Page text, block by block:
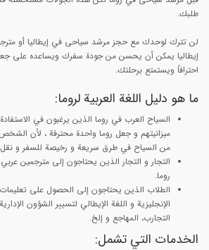
طلبك.
لن تترك لوحدك مع حجز مرشد سیاحی في إيطاليا أو
إيطاليا يمكن أن يحسن من جودة سفرك ويساعده على جعل
احترافاً ويستمتع برحلتك.
ما هو دليل اللغة العربية لروما:
السياح العرب في روما الذين يرغبون في
ميزانيتهم و جعل روما واحدة محترفة ، لأن الشخص
من السياح في طرق سريعة و رخيصة للسفر و نقل
التجار و التجار الذين يحتاجون إلى مترجمين
روما.
الطلاب الذين يحتاجون إلى الحصول على تعليمات
الإنجليزية و اللغة الإيطالي لتسيير الشؤون
التجارب، المهاجع و إلخ.
الخدمات التي تشمل: